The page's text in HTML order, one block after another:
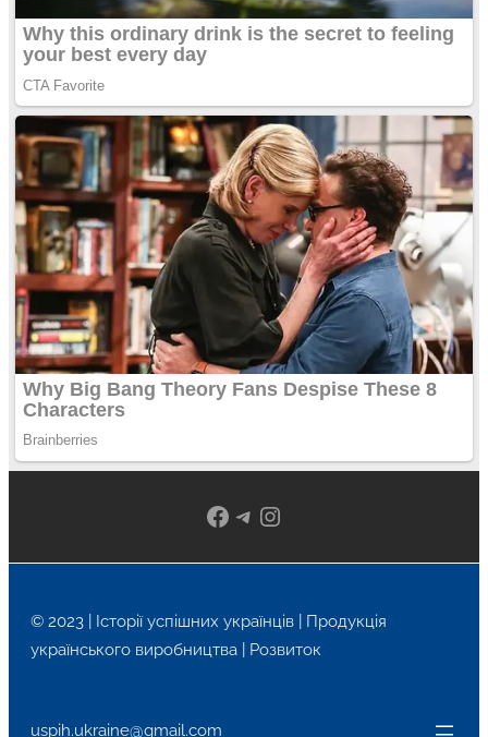
Facebook
Telegram
Instagram
© 2023 | Історії успішних українців | Продукція
українського виробництва | Розвиток
uspih.ukraine@gmail.com